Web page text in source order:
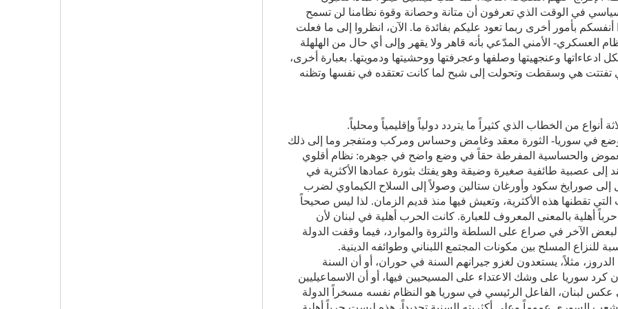
في الوقت الذي تعرفون أن متانة وحصانة وقوة نظامنا لن تسمح
بأمور أخرى ربما تعود عليكم بفائدة ما. الآن، انظروا إلى ما فعلت
العسكري- الأمني المدّعي بأنه قاهر ولا يقهر وإلى أي حال من الهلهلة
ادعاءاتها وعنجهيتها وصلفها وعجرفتها ووحشيتها ودمويتها. بعبارة أخرى،
هي وسقطت وتحولت إلى شبح لما كانت تعتقده في نفسها وتظنه
أنواع من الخطاب الذي كثيراً ما يتردد دولياً وإقليمياً ومحلياً.
في سوريا- الثورة معقد وغامض وحساس ومركب ومتفجر وما إلى ذلك
والحساسية المفرطة حقاً في وضع واضح في جوهره: نظام أقلوي
عصبية طائفية صغيرة وضيقة وهو يفتك بثورة عمادها الأكثرية في
إلى صورايخ سكود وأورغان ستالين وصولاً إلى السلاح الكيماوي لضرب
التي تقطنها هذه الأكثرية، وتعيش فيها منذ قديم الزمان. لذا ليس صحيحاً
أهلية بالمعنى المعروف للعبارة. كانت الحرب أهلية في لبنان لأن
الآخر في صراع على السلطة والثروة والموارد، فيما وقفت الدولة
المسلح بين مكونات المجتمع اللبناني وطوائفه الدينية.
مثلاً، يستعدون لغزو جيرانهم السنة في حوران، أو أن السنة
كرد سوريا على وشك الاعتداء على المسيحيين فيها، أو أن الاسماعيليين
لبنان، الفاعل الرئيسي في سوريا هو النظام نفسه مسخراً الدولة